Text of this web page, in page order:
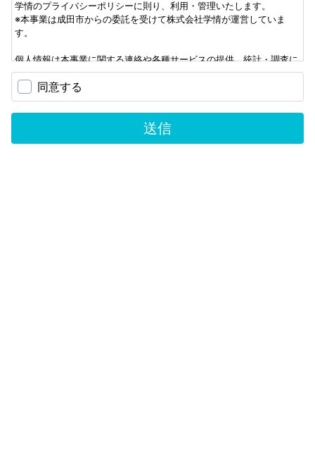
学情のプライバシーポリシーに則り、利用・管理いたします。
※本事業は成田市からの委託を受けて株式会社学情が運営していま
す。
個人情報は本事業に関する連絡や各種サービスの提供、統計・調査に
のみ利用いたします。
また本人の同意がある場合や法令に基づく場合を除き、第三者に提供
いたしません。
その他、本画面にない個人情報の取り扱いにつきましては、以下プラ
イバシーポリシーをご確認ください。
同意する
送信